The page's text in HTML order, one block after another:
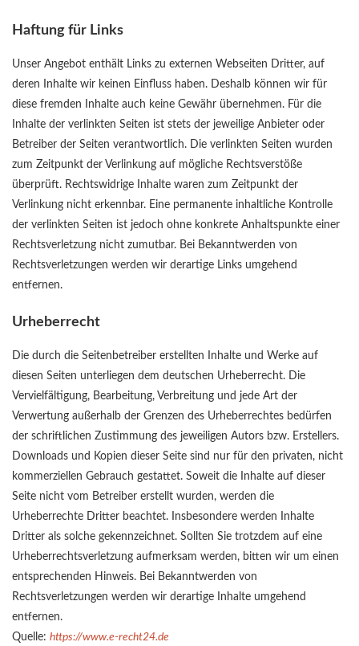
Haftung für Links
Unser Angebot enthält Links zu externen Webseiten Dritter, auf
deren Inhalte wir keinen Einfluss haben. Deshalb können wir für
diese fremden Inhalte auch keine Gewähr übernehmen. Für die
Inhalte der verlinkten Seiten ist stets der jeweilige Anbieter oder
Betreiber der Seiten verantwortlich. Die verlinkten Seiten wurden
zum Zeitpunkt der Verlinkung auf mögliche Rechtsverstöße
überprüft. Rechtswidrige Inhalte waren zum Zeitpunkt der
Verlinkung nicht erkennbar. Eine permanente inhaltliche Kontrolle
der verlinkten Seiten ist jedoch ohne konkrete Anhaltspunkte einer
Rechtsverletzung nicht zumutbar. Bei Bekanntwerden von
Rechtsverletzungen werden wir derartige Links umgehend
entfernen.
Urheberrecht
Die durch die Seitenbetreiber erstellten Inhalte und Werke auf
diesen Seiten unterliegen dem deutschen Urheberrecht. Die
Vervielfältigung, Bearbeitung, Verbreitung und jede Art der
Verwertung außerhalb der Grenzen des Urheberrechtes bedürfen
der schriftlichen Zustimmung des jeweiligen Autors bzw. Erstellers.
Downloads und Kopien dieser Seite sind nur für den privaten, nicht
kommerziellen Gebrauch gestattet. Soweit die Inhalte auf dieser
Seite nicht vom Betreiber erstellt wurden, werden die
Urheberrechte Dritter beachtet. Insbesondere werden Inhalte
Dritter als solche gekennzeichnet. Sollten Sie trotzdem auf eine
Urheberrechtsverletzung aufmerksam werden, bitten wir um einen
entsprechenden Hinweis. Bei Bekanntwerden von
Rechtsverletzungen werden wir derartige Inhalte umgehend
entfernen.
Quelle: https://www.e-recht24.de